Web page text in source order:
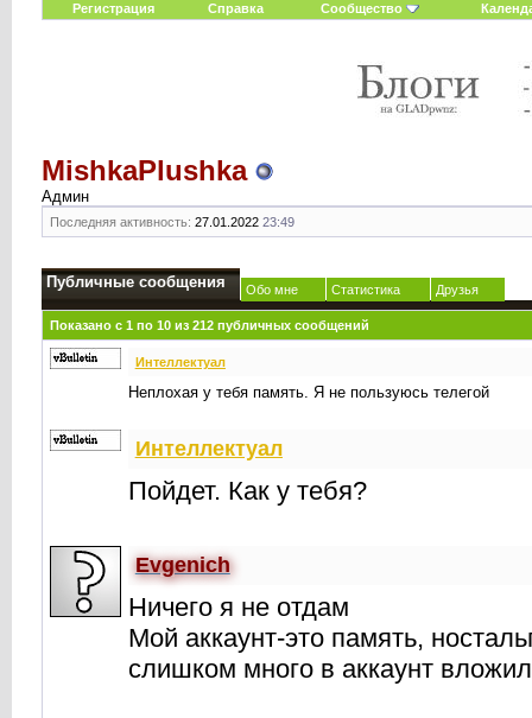
Регистрация Справка Сообщество
MishkaPlushka
Админ
Последняя активность: 27.01.2022 23:49
Публичные сообщения Обо мне Статистика Друзья
Показано с 1 по 10из 212публичных сообщений
Интеллектуал
Неплохая у тебя память. Я не пользуюсь телегой
Интеллектуал
Пойдет. Как у тебя?
Evgenich
Ничего я не отдам
Мой аккаунт-это память,
слишком много в аккаунт